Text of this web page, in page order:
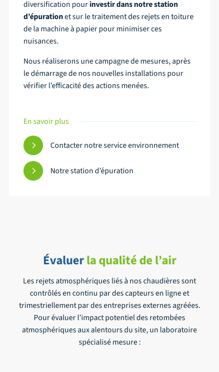
diversification pourinvestir dans notre station
d’épurationet sur le traitement des rejets en toiture
de la machine à papier pour minimiser ces
nuisances.
Nous réaliserons une campagne de mesures, après
le démarrage de nos nouvelles installations pour
vérifier l’efficacité des actions menées.
En savoir plus
Contacter notre service environnement
Notre station d’épuration
Évaluerla qualité de l’air
Les rejets atmosphériques liés à nos chaudières sont
contrôlés en continu par des capteurs en ligne et
trimestriellement par des entreprises externes agréées.
Pour évaluer l’impact potentiel des retombées
atmosphériques aux alentours du site, un laboratoire
spécialisé mesure :